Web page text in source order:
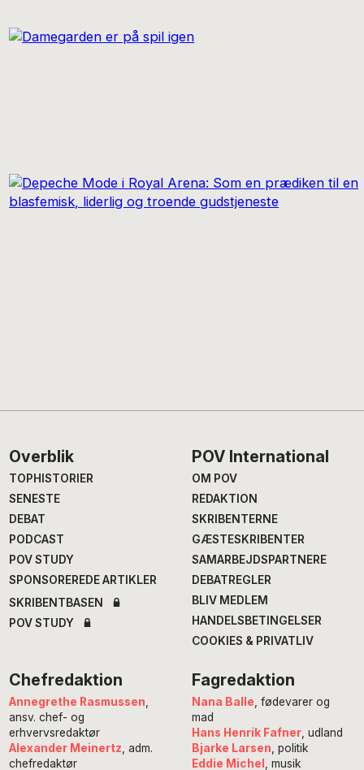
Footer
Overblik
TOPHISTORIER
SENESTE
DEBAT
PODCAST
POV STUDY
SPONSOREREDE ARTIKLER
SKRIBENTBASEN
POV STUDY
POV International
OM POV
REDAKTION
SKRIBENTERNE
GÆSTESKRIBENTER
SAMARBEJDSPARTNERE
DEBATREGLER
BLIV MEDLEM
HANDELSBETINGELSER
COOKIES & PRIVATLIV
Chefredaktion
Annegrethe Rasmussen,
ansv. chef- og
erhvervsredaktør
Alexander Meinertz, adm.
chefredaktør
Fagredaktion
Nana Balle, fødevarer og
mad
Hans Henrik Fafner, udland
Bjarke Larsen, politik
Eddie Michel , musik